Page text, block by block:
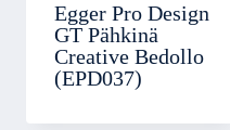
Egger Pro Design
GT Pähkinä
Creative Bedollo
(EPD037)